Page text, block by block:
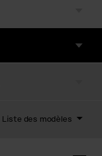
Liste des modèles